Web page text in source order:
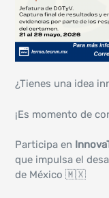
¿Tienes una idea
¡Es momento de
Participa en
que impulsa el
de México 🇲🇽